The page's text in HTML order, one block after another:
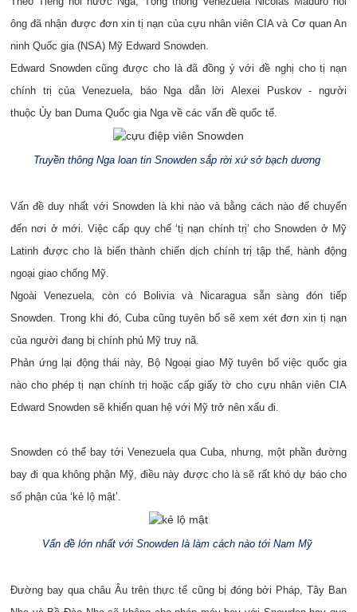
ông đã nhận được đơn xin tị nạn của cựu nhân viên CIA và Cơ quan An
ninh Quốc gia (NSA) Mỹ Edward Snowden.
Edward Snowden cũng được cho là đã đồng ý với đề nghị cho tị nạn
chính trị của Venezuela, báo Nga dẫn lờiAlexei Puskov - người
thuộc Ủy ban Duma Quốc gia Nga về các vấn đề quốc tế.
Truyền thông Nga loan tin Snowden sắp rời xứ sở bạch dương
Vấn đề duy nhất với Snowden là khi nào và bằng cách nào để chuyển
đến nơi ở mới. Việc cấp quy chế ‘tị nạn chính trị’ cho Snowden ở Mỹ
Latinh được cho là biến thành chiến dịch chính trị tập thể, hành động
ngoại giao chống Mỹ.
Ngoài Venezuela, còn có Bolivia và Nicaragua sẵn sàng đón tiếp
Snowden. Trong khi đó, Cuba cũng tuyên bố sẽ xem xét đơn xin tị nạn
của người đang bị chính phủ Mỹ truy nã.
Phản ứng lại động thái này, Bộ Ngoại giao Mỹ tuyên bố việc quốc gia
nào cho phép tị nạn chính trị hoặc cấp giấy tờ cho cựu nhân viên CIA
Edward Snowden sẽ khiến quan hệ với Mỹ trở nên xấu đi.
Snowden có thể bay tới Venezuela qua Cuba, nhưng, một phần đường
bay đi qua không phận Mỹ, điều này được cho là sẽ rất khó dự báo cho
số phận của ‘kẻ lộ mật’.
Vấn đề lớn nhất với Snowden là làm cách nào tới Nam Mỹ
Đường bay qua châu Âu trên thực tế cũng bị đóng bởi Pháp, Tây Ban